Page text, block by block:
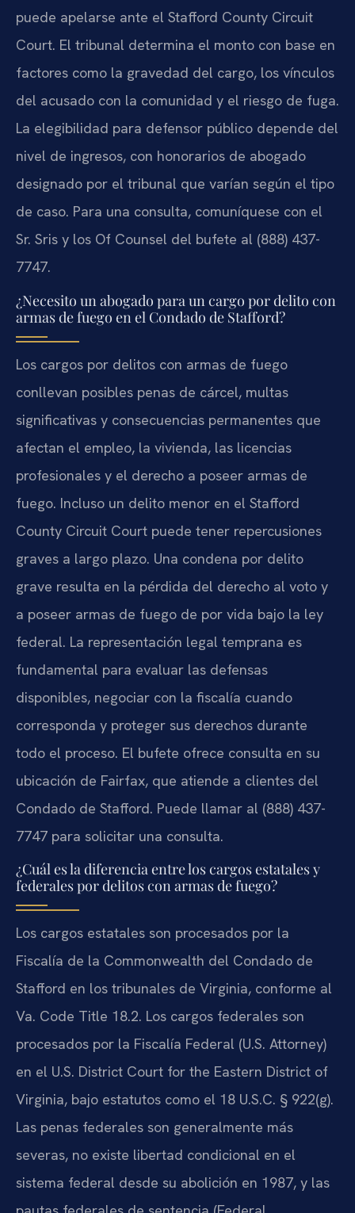
puede apelarse ante el Stafford County Circuit
Court. El tribunal determina el monto con base en
factores como la gravedad del cargo, los vínculos
del acusado con la comunidad y el riesgo de fuga.
La elegibilidad para defensor público depende del
nivel de ingresos, con honorarios de abogado
designado por el tribunal que varían según el tipo
de caso. Para una consulta, comuníquese con el
Sr. Sris y los Of Counsel del bufete al (888) 437-
7747.
¿Necesito un abogado para un cargo por delito con
armas de fuego en el Condado de Stafford?
Los cargos por delitos con armas de fuego
conllevan posibles penas de cárcel, multas
significativas y consecuencias permanentes que
afectan el empleo, la vivienda, las licencias
profesionales y el derecho a poseer armas de
fuego. Incluso un delito menor en el Stafford
County Circuit Court puede tener repercusiones
graves a largo plazo. Una condena por delito
grave resulta en la pérdida del derecho al voto y
a poseer armas de fuego de por vida bajo la ley
federal. La representación legal temprana es
fundamental para evaluar las defensas
disponibles, negociar con la fiscalía cuando
corresponda y proteger sus derechos durante
todo el proceso. El bufete ofrece consulta en su
ubicación de Fairfax, que atiende a clientes del
Condado de Stafford. Puede llamar al (888) 437-
7747 para solicitar una consulta.
¿Cuál es la diferencia entre los cargos estatales y
federales por delitos con armas de fuego?
Los cargos estatales son procesados por la
Fiscalía de la Commonwealth del Condado de
Stafford en los tribunales de Virginia, conforme al
Va. Code Title 18.2. Los cargos federales son
procesados por la Fiscalía Federal (U.S. Attorney)
en el U.S. District Court for the Eastern District of
Virginia, bajo estatutos como el 18 U.S.C. § 922(g).
Las penas federales son generalmente más
severas, no existe libertad condicional en el
sistema federal desde su abolición en 1987, y las